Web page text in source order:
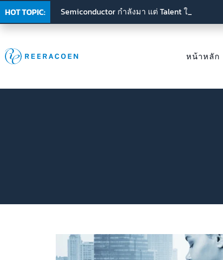
HOT TOPIC: Semiconductor กำลังมา แต่ Talent ในไทยโต
[ Retention ที่ดี คือการเปิดพื้นที่ให้พนักงานเติ
Culture Fit vs Culture Add: เรากำลังหาคนที่
หน้าหลัก